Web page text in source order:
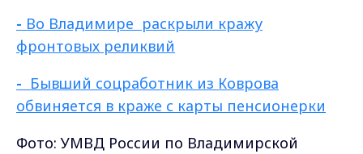
- Во Владимире раскрыли кражу
фронтовых реликвий
- Бывший соцработник из Коврова
обвиняется в краже с карты пенсионерки
Фото: УМВД России по Владимирской